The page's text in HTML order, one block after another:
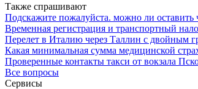
Также спрашивают
Подскажите пожалуйста. можно ли оставить
Временная регистрация и транспортный
Перелет в Италию через Таллин с двойным
Какая минимальная сумма медицинской
Проверенные контакты такси от вокзала
Все вопросы
Сервисы